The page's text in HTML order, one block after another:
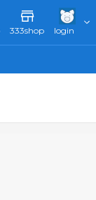
333shop login